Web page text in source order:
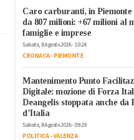
Caro carburanti, in Piemonte
da 807 milioni: +67 milioni al
famiglie e imprese
Sabato, 8 Agosto 2026 - 10:24
CRONACA-PIEMONTE
Mantenimento Punto
Digitale: mozione di Forza
Deangelis stoppata anche da
d’Italia
Sabato, 8 Agosto 2026 - 09:29
POLITICA-VALENZA